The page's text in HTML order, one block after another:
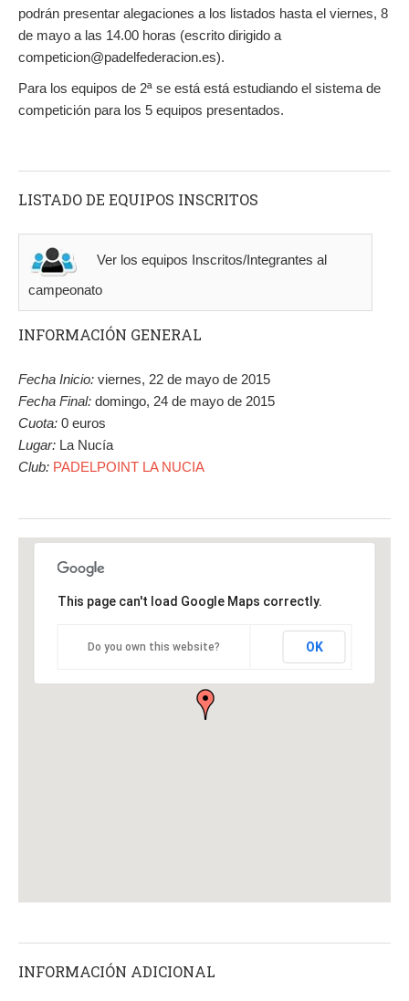
podrán presentar alegaciones a los listados hasta el viernes, 8
de mayo a las 14.00 horas (escrito dirigido a
competicion@padelfederacion.es).
Para los equipos de 2ª se está está estudiando el sistema de
competición para los 5 equipos presentados.
LISTADO DE EQUIPOS INSCRITOS
Ver los equipos Inscritos/Integrantes al
campeonato
INFORMACIÓN GENERAL
Fecha Inicio: viernes, 22 de mayo de 2015
Fecha Final: domingo, 24 de mayo de 2015
Cuota: 0 euros
Lugar: La Nucía
Club: PADELPOINT LA NUCIA
This page can't load Google Maps correctly.
Do you own this website? OK
INFORMACIÓN ADICIONAL